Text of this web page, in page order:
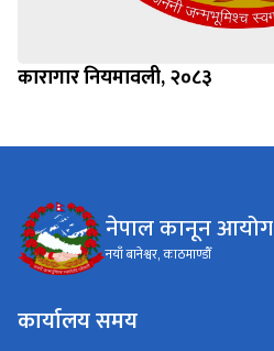
कारागार नियमावली, २०८३
नेपाल कानून आयोग
नयाँ बानेश्वर, काठमाण्डौँ
कार्यालय समय